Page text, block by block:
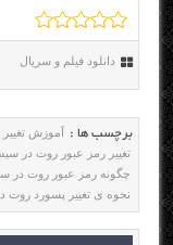
دانلود فیلم و سریال
برچسب ها : آموزش
تغییر رمز عبور روت در
چگونه رمز عبور روت در
نحوه ی تغییر پسورد روت